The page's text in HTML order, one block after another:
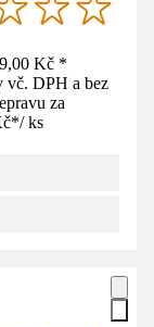
Kč *
vč. DPH a bez
za
*/ ks